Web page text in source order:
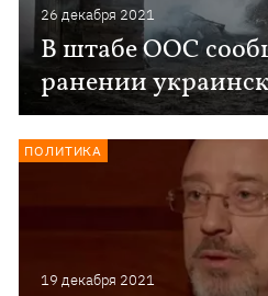
26 декабря 2021
В штабе ООС
ранении
19 декабря 2021
ПОЛИТИКА